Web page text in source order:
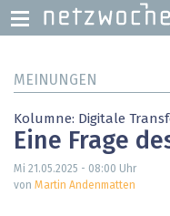
zum
MEINUNGEN
Kolumne: Digitale
Eine Frage
Mi 21.05.2025 - 08:00 Uhr
von Martin Andenmatten